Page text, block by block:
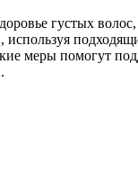
густых
используя
меры помогут